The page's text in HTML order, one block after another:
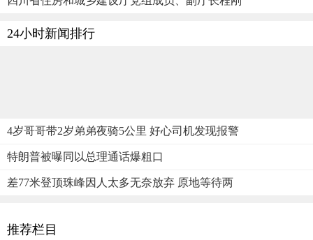
24小时新闻排行
4岁哥哥带2岁弟弟夜骑5公里 好心司机发现报警
特朗普被曝同以总理通话爆粗口
差77米登顶珠峰因人太多无奈放弃 原地等待两
推荐栏目